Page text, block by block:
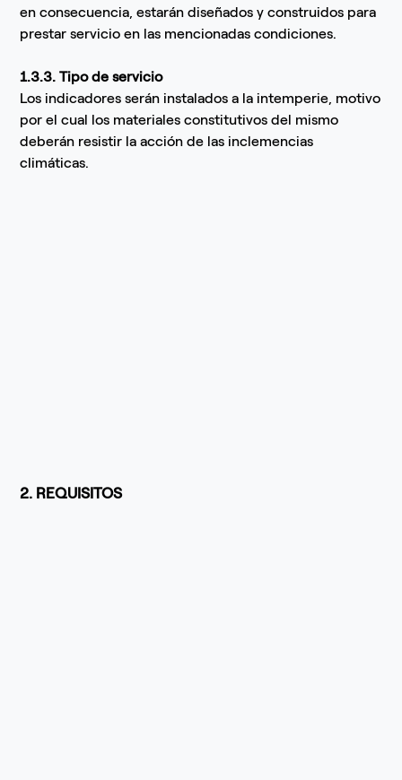
en consecuencia, estarán diseñados y construidos para
prestar servicio en las mencionadas condiciones.
1.3.3. Tipo de servicio
Los indicadores serán instalados a la intemperie, motivo
por el cual los materiales constitutivos del mismo
deberán resistir la acción de las inclemencias
climáticas.
2. REQUISITOS